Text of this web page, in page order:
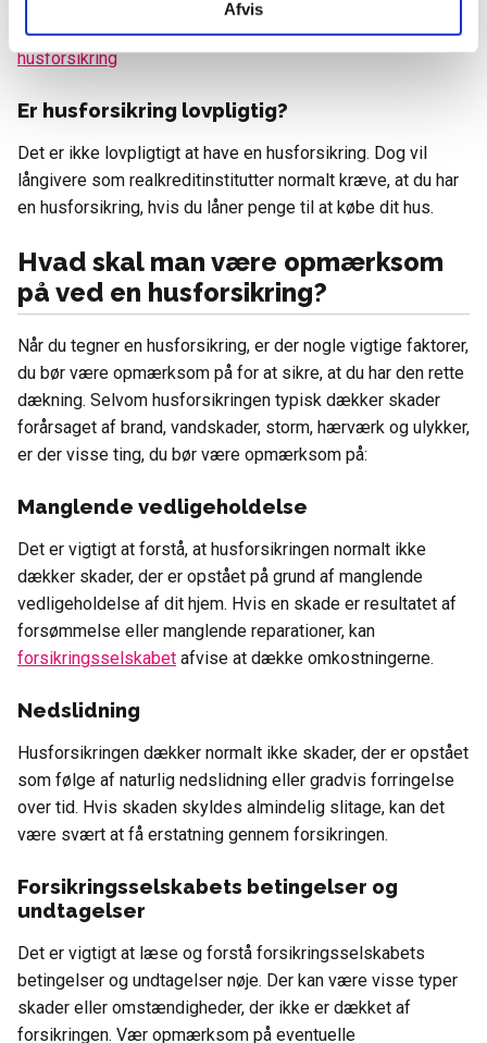
Afvis
Læs mere:8 tillægsdækninger du bør overveje til din
husforsikring
Er husforsikring lovpligtig?
Det er ikke lovpligtigt at have en husforsikring. Dog vil
långivere som realkreditinstitutter normalt kræve, at du har
en husforsikring, hvis du låner penge til at købe dit hus.
Hvad skal man være opmærksom
på ved en husforsikring?
Når du tegner en husforsikring, er der nogle vigtige faktorer,
du bør være opmærksom på for at sikre, at du har den rette
dækning. Selvom husforsikringen typisk dækker skader
forårsaget af brand, vandskader, storm, hærværk og ulykker,
er der visse ting, du bør være opmærksom på:
Manglende vedligeholdelse
Det er vigtigt at forstå, at husforsikringen normalt ikke
dækker skader, der er opstået på grund af manglende
vedligeholdelse af dit hjem. Hvis en skade er resultatet af
forsømmelse eller manglende reparationer, kan
forsikringsselskabet afvise at dække omkostningerne.
Nedslidning
Husforsikringen dækker normalt ikke skader, der er opstået
som følge af naturlig nedslidning eller gradvis forringelse
over tid. Hvis skaden skyldes almindelig slitage, kan det
være svært at få erstatning gennem forsikringen.
Forsikringsselskabets betingelser og
undtagelser
Det er vigtigt at læse og forstå forsikringsselskabets
betingelser og undtagelser nøje. Der kan være visse typer
skader eller omstændigheder, der ikke er dækket af
forsikringen. Vær opmærksom på eventuelle